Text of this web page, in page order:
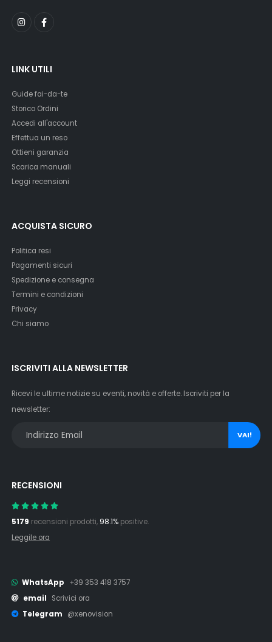
LINK UTILI
Guide fai-da-te
Storico Ordini
Accedi all'account
Effettua un reso
Ottieni garanzia
Scarica manuali
Leggi recensioni
ACQUISTA SICURO
Politica resi
Pagamenti sicuri
Spedizione e consegna
Termini e condizioni
Privacy
Chi siamo
ISCRIVITI ALLA NEWSLETTER
Ricevi le ultime notizie su eventi, novità e offerte. Iscriviti per la
newsletter:
VAI!
RECENSIONI
5179 recensioni prodotti, 98.1% positive.
Leggile ora
WhatsApp
+39 353 418 3757
email
Scrivici ora
Telegram
@xenovision